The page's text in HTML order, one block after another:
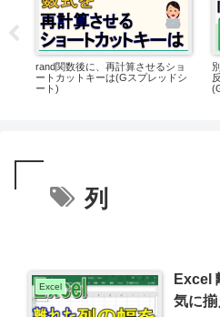
rand関数後に、再計算させるショ
ートカットキーは(Gスプレッドシ
ート)
列
Excel
Excel
気に